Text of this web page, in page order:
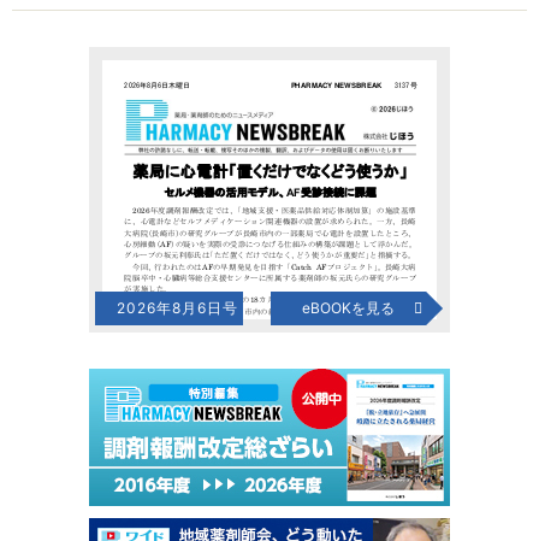
2026年8月6日号 eBOOKを見る